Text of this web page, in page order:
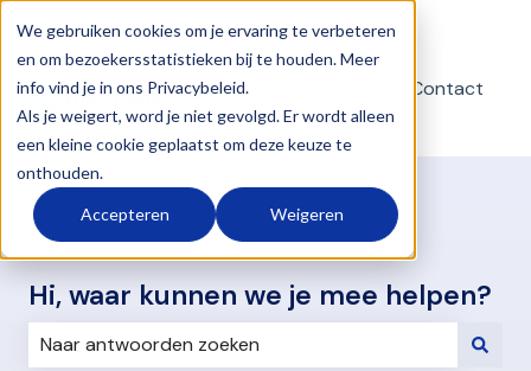
We gebruiken cookies om je ervaring te verbeteren
en om bezoekersstatistieken bij te houden. Meer
info vind je in ons Privacybeleid.
Als je weigert, word je niet gevolgd. Er wordt alleen
een kleine cookie geplaatst om deze keuze te
onthouden.
Accepteren Weigeren
NederlandsSubmenu tonen voor vertalingen
teamviewer
Contact
Hi, waar kunnen we je mee helpen?